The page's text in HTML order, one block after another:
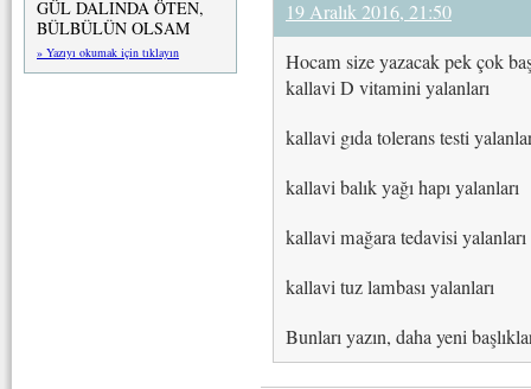
GÜL DALINDA ÖTEN,
BÜLBÜLÜN OLSAM
» Yazıyı okumak için tıklayın
19 Aralık 2016, 21:50
Hocam size yazacak pek çok
kallavi D vitamini yalanları
kallavi gıda tolerans testi
kallavi balık yağı hapı yalanları
kallavi mağara tedavisi yalanları
kallavi tuz lambası yalanları
Bunları yazın, daha yeni